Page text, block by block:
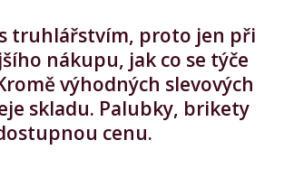
truhlářstvím, proto jen při
nákupu, jak co se týče
výhodných slevových
skladu. Palubky, brikety
cenu.